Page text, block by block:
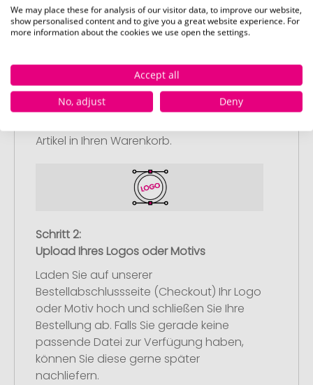
Schritt 1:
Wählen Sie Ihre gewünschten
Werbeartikel aus und passen Sie diese
nach Ihren Vorstellungen an.
Artikel in Ihren Warenkorb.
Schritt 2:
Upload Ihres Logos oder Motivs
Laden Sie auf unserer
Bestellabschlussseite (Checkout) Ihr Logo
oder Motiv hoch und schließen Sie Ihre
Bestellung ab. Falls Sie gerade keine
passende Datei zur Verfügung haben,
können Sie diese gerne später
nachliefern.
We may place these for analysis of our visitor data, to improve our website,
show personalised content and to give you a great website experience. For
more information about the cookies we use open the settings.
Accept all
No, adjust
Deny